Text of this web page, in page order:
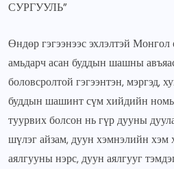
СУРГУУЛЬ”
Өндөр гэгээнээс эхлэлтэй
амьдарч асан буддын шашны
боловсролтой гэгээнтэн, мэргэд,
буддын шашинт сүм хийдийн
туурвих болсон нь гүр дууны
шүлэг айзам, дуун хэмнэлийн хэм
аялгууны нэрс, дуун аялгууг